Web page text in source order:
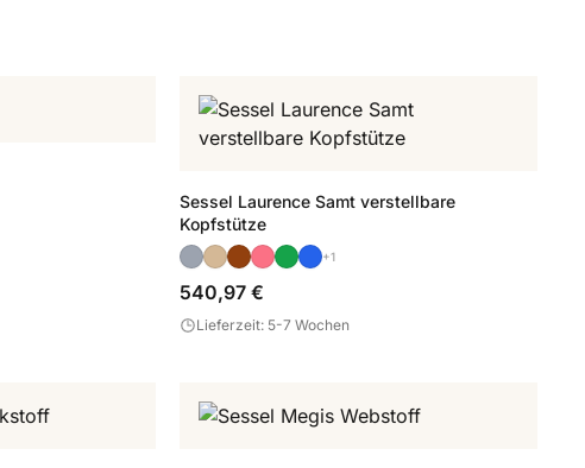
Sessel Laurence Samt verstellbare
Kopfstütze
+1
540,97 €
Lieferzeit: 5-7 Wochen